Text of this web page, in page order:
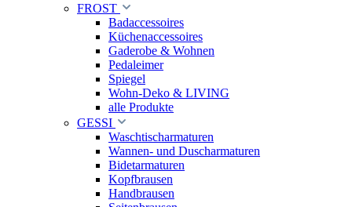
FROST
Badaccessoires
Küchenaccessoires
Gaderobe & Wohnen
Pedaleimer
Spiegel
Wohn-Deko & LIVING
alle Produkte
GESSI
Waschtischarmaturen
Wannen- und Duscharmaturen
Bidetarmaturen
Kopfbrausen
Handbrausen